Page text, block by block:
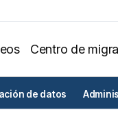
Centro de
de datos